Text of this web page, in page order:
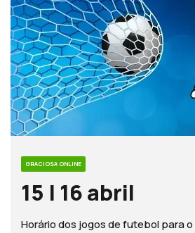
GRACIOSA ONLINE
15 | 16 abril
Horário dos jogos de futebol para